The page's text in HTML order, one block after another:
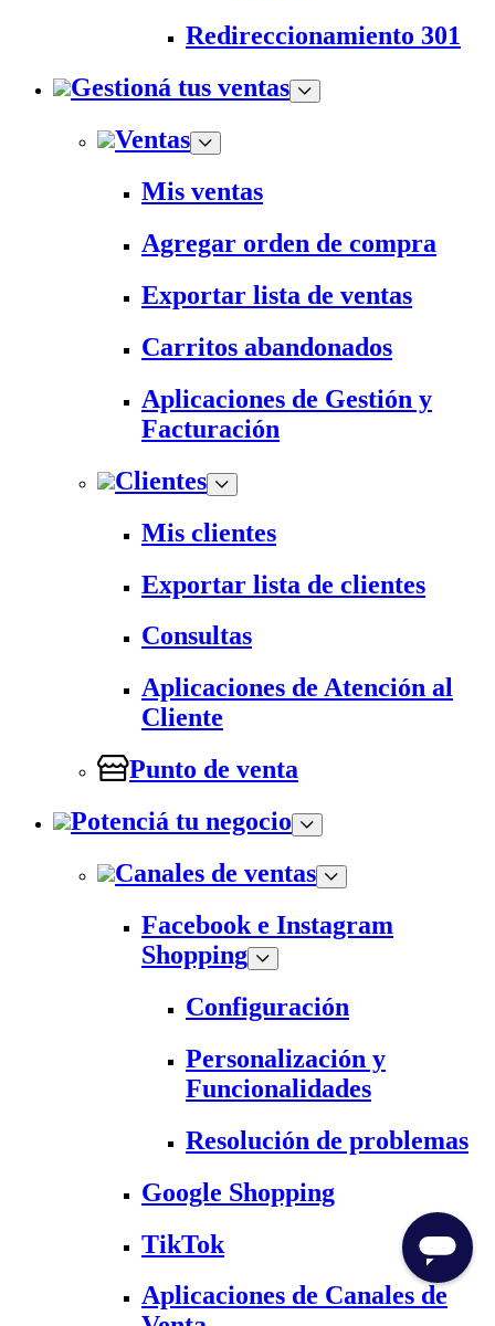
Redireccionamiento 301
Gestioná tus ventas
Ventas
Mis ventas
Agregar orden de compra
Exportar lista de ventas
Carritos abandonados
Aplicaciones de Gestión y
Facturación
Clientes
Mis clientes
Exportar lista de clientes
Consultas
Aplicaciones de Atención al
Cliente
Punto de venta
Potenciá tu negocio
Canales de ventas
Facebook e Instagram
Shopping
Configuración
Personalización y
Funcionalidades
Resolución de problemas
Google Shopping
TikTok
Aplicaciones de Canales de